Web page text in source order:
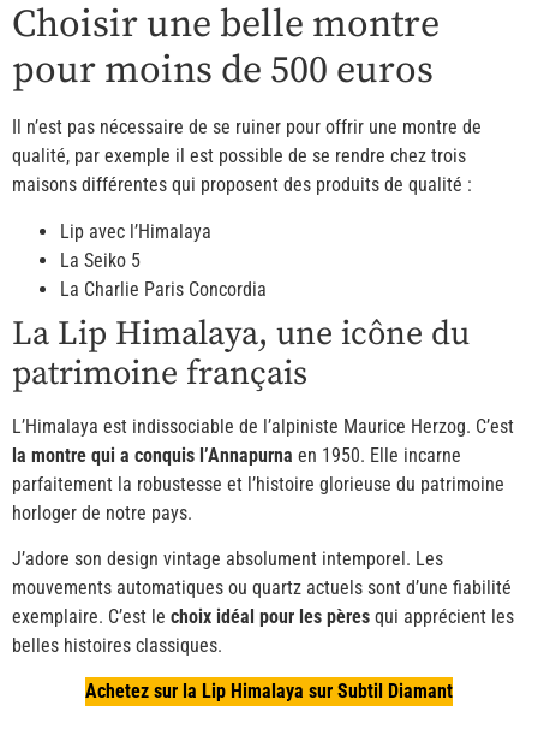
Choisir une belle montre
pour moins de 500 euros
Il n’est pas nécessaire de se ruiner pour offrir une montre de
qualité, par exemple il est possible de se rendre chez trois
maisons différentes qui proposent des produits de qualité :
Lip avec l’Himalaya
La Seiko 5
La Charlie Paris Concordia
La Lip Himalaya, une icône du
patrimoine français
L’Himalaya est indissociable de l’alpiniste Maurice Herzog. C’est
la montre qui a conquis l’Annapurna en 1950. Elle incarne
parfaitement la robustesse et l’histoire glorieuse du patrimoine
horloger de notre pays.
J’adore son design vintage absolument intemporel. Les
mouvements automatiques ou quartz actuels sont d’une fiabilité
exemplaire. C’est le choix idéal pour les pères qui apprécient les
belles histoires classiques.
Achetez sur la Lip Himalaya sur Subtil Diamant